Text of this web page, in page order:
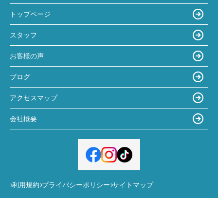
トップページ
スタッフ
お客様の声
ブログ
アクセスマップ
会社概要
利用規約 プライバシーポリシー サイトマップ